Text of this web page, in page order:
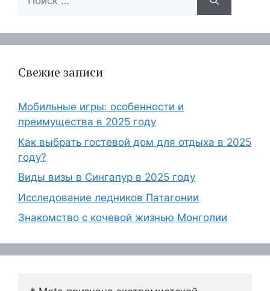
Свежие записи
Мобильные игры: особенности и
преимущества в 2025 году
Как выбрать гостевой дом для отдыха в 2025
году?
Виды визы в Сингапур в 2025 году
Исследование ледников Патагонии
Знакомство с кочевой жизнью Монголии